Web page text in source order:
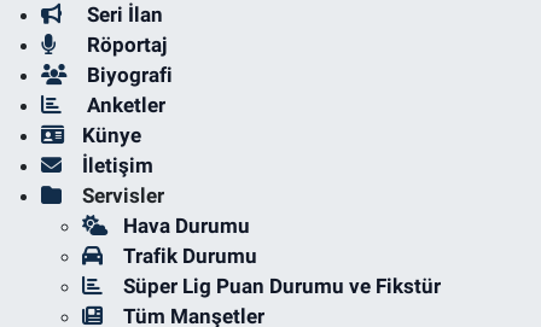
Seri İlan
Röportaj
Biyografi
Anketler
Künye
İletişim
Servisler
Hava Durumu
Trafik Durumu
Süper Lig Puan Durumu ve Fikstür
Tüm Manşetler